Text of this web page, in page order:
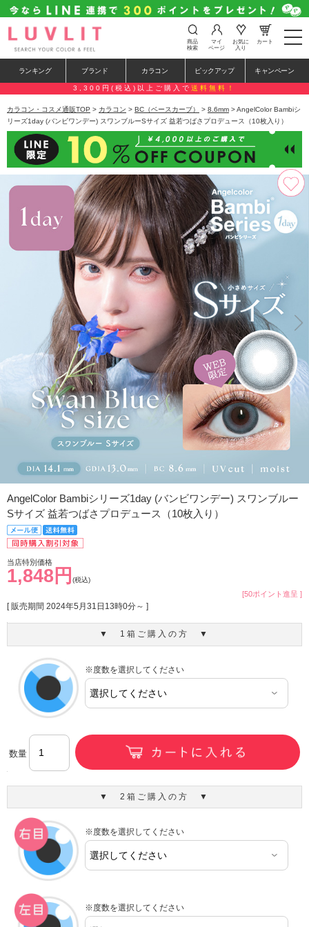
t
o
e
n
a
a
i
o
n
商品
検索
マイ
ページ
お気に
入り
カート
ランキング ブランド カラコン ピックアップ キャンペーン
3,300円(税込)以上ご購入で 送料無料！
カラコン・コスメ通販TOP > カラコン > BC（ベースカーブ） > 8.6mm > AngelColor Bambiシ
リーズ1day (バンビワンデー) スワンブルーSサイズ 益若つばさプロデュース（10枚入り）
AngelColor Bambiシリーズ1day (バンビワンデー) スワンブルー
Sサイズ 益若つばさプロデュース（10枚入り）
当店特別価格
1,848円 (税込)
[50ポイント進呈 ]
[ 販売期間 2024年5月31日13時0分～ ]
▼ 1箱ご購入の方 ▼
※度数を選択してください
数量
▼ 2箱ご購入の方 ▼
※度数を選択してください
※度数を選択してください